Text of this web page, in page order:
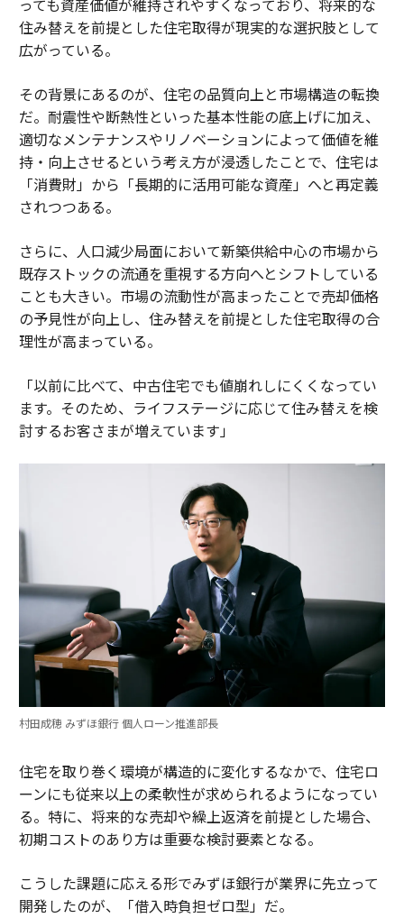
住み替えを前提とした住宅取得が現実的な選択肢として
広がっている。
その背景にあるのが、住宅の品質向上と市場構造の転換
だ。耐震性や断熱性といった基本性能の底上げに加え、
適切なメンテナンスやリノベーションによって価値を維
持・向上させるという考え方が浸透したことで、住宅は
「消費財」から「長期的に活用可能な資産」へと再定義
されつつある。
さらに、人口減少局面において新築供給中心の市場から
既存ストックの流通を重視する方向へとシフトしている
ことも大きい。市場の流動性が高まったことで売却価格
の予見性が向上し、住み替えを前提とした住宅取得の合
理性が高まっている。
「以前に比べて、中古住宅でも値崩れしにくくなってい
ます。そのため、ライフステージに応じて住み替えを検
討するお客さまが増えています」
村田成穂 みずほ銀行 個人ローン推進部長
住宅を取り巻く環境が構造的に変化するなかで、住宅ロ
ーンにも従来以上の柔軟性が求められるようになってい
る。特に、将来的な売却や繰上返済を前提とした場合、
初期コストのあり方は重要な検討要素となる。
こうした課題に応える形でみずほ銀行が業界に先立って
開発したのが、「借入時負担ゼロ型」だ。